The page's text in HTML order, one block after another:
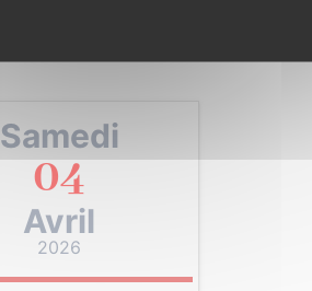
Samedi
04
Avril
2026